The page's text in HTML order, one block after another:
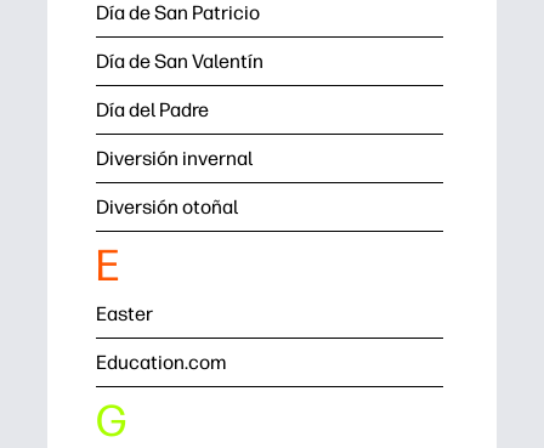
Día de San Patricio
Día de San Valentín
Día del Padre
Diversión invernal
Diversión otoñal
E
Easter
Education.com
G